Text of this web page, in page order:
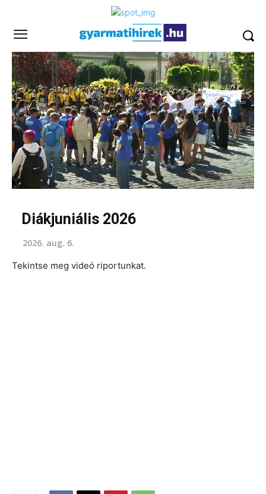
Diákjuniális 2026
2026. aug. 6.
Tekintse meg videó riportunkat.